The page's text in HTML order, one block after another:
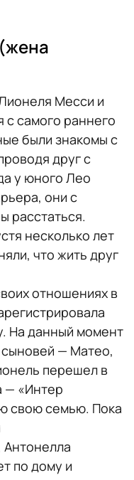
Месси и
с самого раннего
были знакомы с
друг с
у юного Лео
они с
расстаться.
несколько лет
что жить друг
отношениях в
На данный момент
сыновей — Матео,
перешел в
— «Интер
свою семью. Пока
Антонелла
по дому и